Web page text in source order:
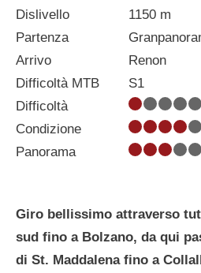
Dislivello
1150 m
Partenza
Arrivo
Renon
Difficoltà MTB
S1
Difficoltà
Condizione
Panorama
Giro bellissimo attraverso
sud fino a Bolzano, da qui
di St. Maddalena fino a